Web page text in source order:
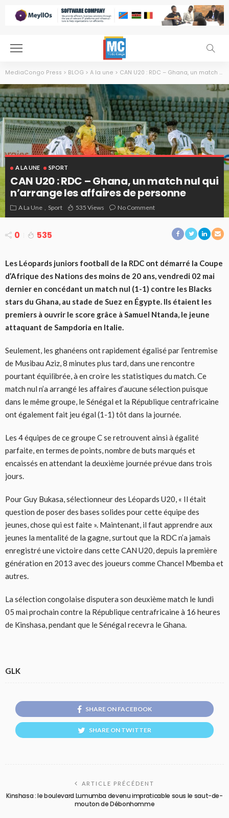
MediaCongo Press > BLOG > A la une > CAN U20 : RDC – Ghana, un match nul qui n’arrange les affaires de personne
A LA UNE SPORT
CAN U20 : RDC – Ghana, un match nul qui
n’arrange les affaires de personne
A La Une Sport 535 Views No Comment
0 535
Les Léopards juniors football de la RDC ont démarré la Coupe
d’Afrique des Nations des moins de 20 ans, vendredi 02 mai
dernier en concédant un match nul (1-1) contre les Blacks
stars du Ghana, au stade de Suez en Égypte. Ils étaient les
premiers à ouvrir le score grâce à Samuel Ntanda, le jeune
attaquant de Sampdoria en Italie.
Seulement, les ghanéens ont rapidement égalisé par l’entremise
de Musibau Aziz, 8 minutes plus tard, dans une rencontre
pourtant équilibrée, à en croire les statistiques du match. Ce
match nul n’a arrangé les affaires d’aucune sélection puisque
dans le même groupe, le Sénégal et la République centrafricaine
ont également fait jeu égal (1-1) tôt dans la journée.
Les 4 équipes de ce groupe C se retrouvent ainsi à égalité
parfaite, en termes de points, nombre de buts marqués et
encaissés en attendant la deuxième journée prévue dans trois
jours.
Pour Guy Bukasa, sélectionneur des Léopards U20, « Il était
question de poser des bases solides pour cette équipe des
jeunes, chose qui est faite ». Maintenant, il faut apprendre aux
jeunes la mentalité de la gagne, surtout que la RDC n’a jamais
enregistré une victoire dans cette CAN U20, depuis la première
génération en 2013 avec des joueurs comme Chancel Mbemba et
autres.
La sélection congolaise disputera son deuxième match le lundi
05 mai prochain contre la République centrafricaine à 16 heures
de Kinshasa, pendant que le Sénégal recevra le Ghana.
GLK
SHARE ON FACEBOOK
SHARE ON TWITTER
ARTICLE PRÉCÉDENT
Kinshasa : le boulevard Lumumba devenu impraticable sous le saut-de-
mouton de Débonhomme